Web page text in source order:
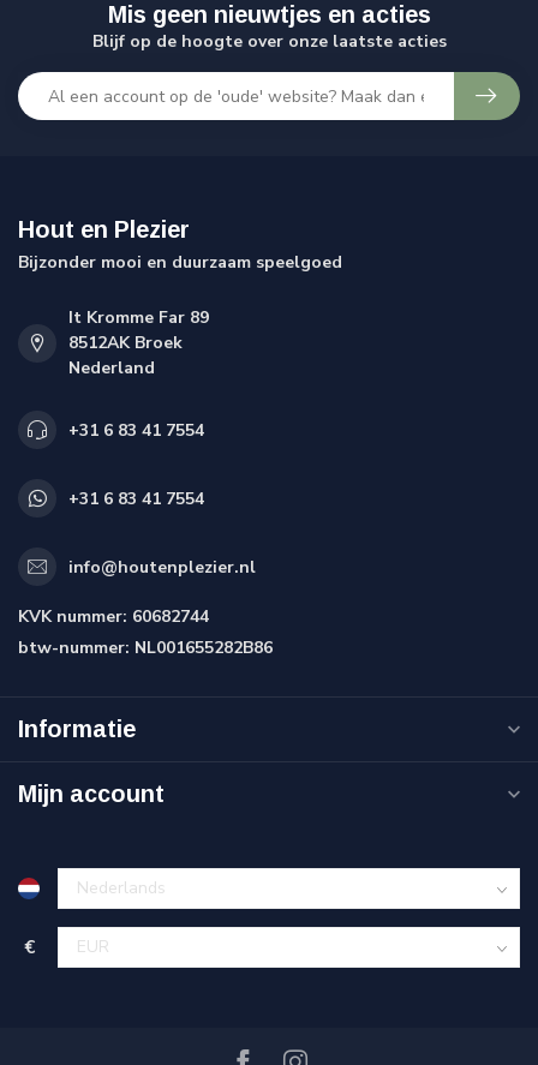
Mis geen nieuwtjes en acties
Blijf op de hoogte over onze laatste acties
Hout en Plezier
Bijzonder mooi en duurzaam speelgoed
It Kromme Far 89
8512AK Broek
Nederland
+31 6 83 41 7554
+31 6 83 41 7554
info@houtenplezier.nl
KVK nummer: 60682744
btw-nummer: NL001655282B86
Informatie
Mijn account
€